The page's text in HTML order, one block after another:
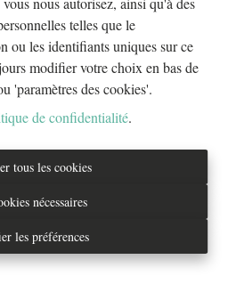
telles que le
ou les identifiants uniques sur ce
modifier votre choix en bas de
'paramètres des cookies'.
de confidentialité.
tous les cookies
nécessaires
les préférences
À Louer
02/733.70.70
estate